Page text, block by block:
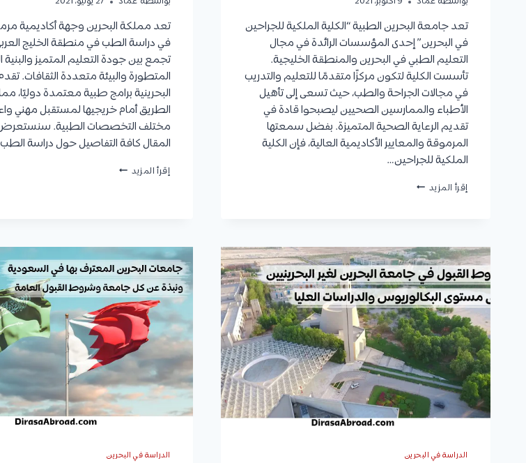
تعد جامعة البحرين الطبية “الكلية الملكية للجراحين
في البحرين” إحدى المؤسسات الرائدة في مجال
التعليم الطبي في البحرين والمنطقة الخليجية.
تأسست الكلية لتكون مركزًا متقدمًا للتعليم والتدريب
في مجالات الجراحة والطب، حيث تسعى إلى تأهيل
الأطباء والممارسين الصحيين ليصبحوا قادة في
تقديم الرعاية الصحية المتميزة. بفضل سمعتها
المرموقة والمعايير الأكاديمية العالية، فإن الكلية
الملكية للجراحين…
إقرأ المزيد جامعة
للجراحين)
|
البرامج،
القبول،
والرسوم
الدراسية
تعد مملكة البحرين وجهة أكاديمية
في دراسة الطب في منطقة الخليج
تجمع بين جودة التعليم المتميز والبنية
المتطورة والبيئة متعددة الثقافات.
البحرينية برامج طبية معتمدة دوليًا،
الطريق أمام خريجيها لمستقبل مهني
مختلف التخصصات الطبية.
المقال كافة التفاصيل حول دراسة
إقرأ المزيد دراسة
2026
|
الجامعات،
الشروط،
والرسوم
الدراسية
الدراسة في البحرين الدراسة في البحرين